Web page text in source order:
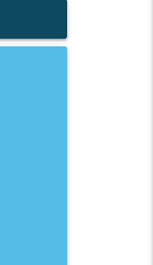
info_outline